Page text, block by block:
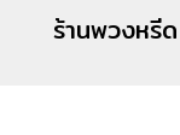
สั่งพว